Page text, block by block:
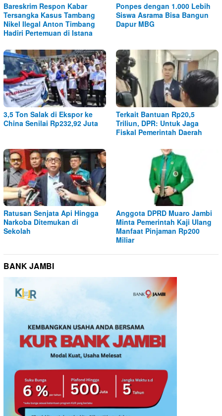
Bareskrim Respon Kabar
Tersangka Kasus Tambang
Nikel Ilegal Anton Timbang
Hadiri Pertemuan di Istana
Ponpes dengan 1.000 Lebih
Siswa Asrama Bisa Bangun
Dapur MBG
3,5 Ton Salak di Ekspor ke
China Senilai Rp232,92 Juta
Terkait Bantuan Rp20,5
Triliun, DPR: Untuk Jaga
Fiskal Pemerintah Daerah
Ratusan Senjata Api Hingga
Narkoba Ditemukan di
Sekolah
Anggota DPRD Muaro Jambi
Minta Pemerintah Kaji Ulang
Manfaat Pinjaman Rp200
Miliar
BANK JAMBI